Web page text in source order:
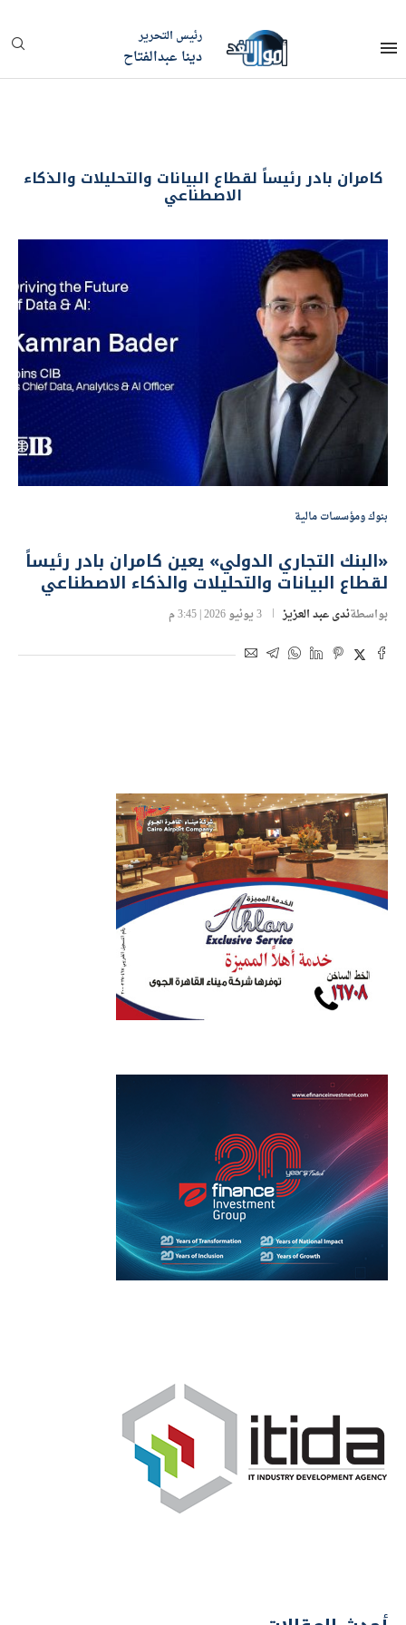
رئيس التحرير
دينا عبدالفتاح
الاصطناعي
بنوك ومؤسسات مالية
«البنك التجاري الدولي» يعين كامران بادر رئيساً
لقطاع البيانات والتحليلات والذكاء الاصطناعي
بواسطة ندى عبد العزيز 3 يونيو 2026 | 3:45 م